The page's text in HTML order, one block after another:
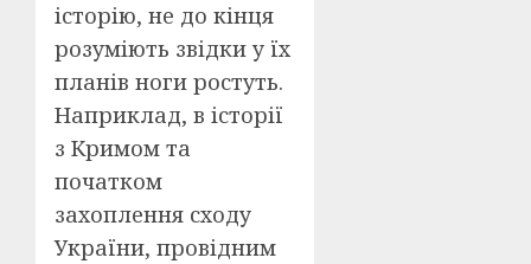
історію, не до кінця
розуміють звідки у їх
планів ноги ростуть.
Наприклад, в історії
з Кримом та
початком
захоплення сходу
України, провідним